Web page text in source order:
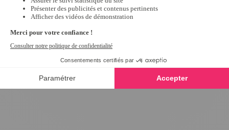
Marron - taille L